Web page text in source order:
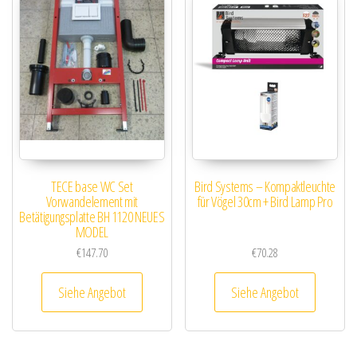
TECE base WC Set
Vorwandelement mit
Betätigungsplatte BH 1120 NEUES
MODEL
€147.70
Siehe Angebot
Bird Systems – Kompaktleuchte
für Vögel 30cm + Bird Lamp Pro
€70.28
Siehe Angebot